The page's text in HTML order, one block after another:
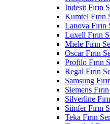
Indesit Fırın
Kumtel Fırın
Lanova Fırın
Luxell Fırın
Miele Fırın
Oscar Fırın
Profilo Fırın
Regal Fırın
Samsung
Siemens
Silverline
Simfer Fırın
Teka Fırın